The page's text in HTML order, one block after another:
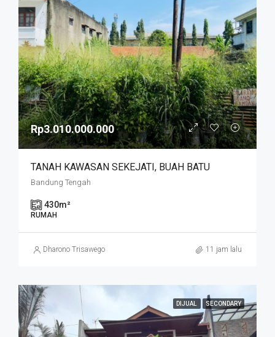
Rp3.010.000.000
TANAH KAWASAN SEKEJATI, BUAH BATU
Bandung Tengah
430m²
RUMAH
Dharono Trisawego 11 jam lalu
DIJUAL SECONDARY